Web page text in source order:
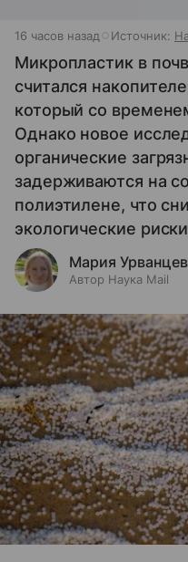
16 часов назад Источник:
Микропластик в
считался
который со
Однако новое
органические
задерживаются на
полиэтилене, что
экологические
Мария
Автор Наука Mail